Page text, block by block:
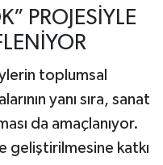
PROJESİYLE
toplumsal
yanı sıra, sanat
da amaçlanıyor.
geliştirilmesine katkı